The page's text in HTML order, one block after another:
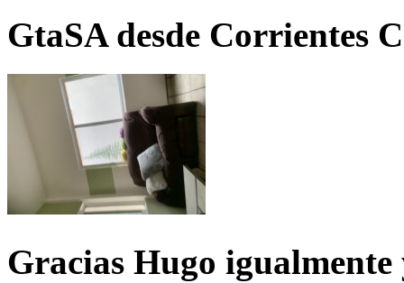
GtaSA desde Corrientes
Gracias Hugo igualmente